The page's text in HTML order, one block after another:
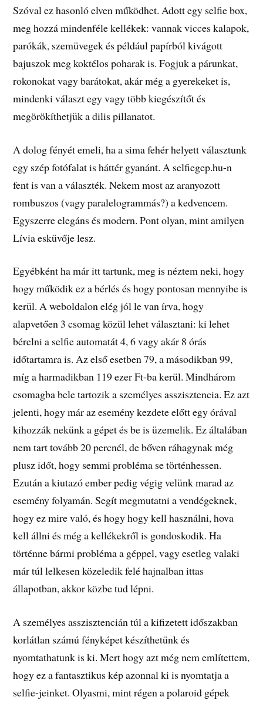
Szóval ez hasonló elven működhet. Adott egy selfie box,
meg hozzá mindenféle kellékek: vannak vicces kalapok,
parókák, szemüvegek és például papírból kivágott
bajuszok meg koktélos poharak is. Fogjuk a párunkat,
rokonokat vagy barátokat, akár még a gyerekeket is,
mindenki választ egy vagy több kiegészítőt és
megörökíthetjük a dilis pillanatot.
A dolog fényét emeli, ha a sima fehér helyett választunk
egy szép fotófalat is háttér gyanánt. A selfiegep.hu-n
fent is van a választék. Nekem most az aranyozott
rombuszos (vagy paralelogrammás?) a kedvencem.
Egyszerre elegáns és modern. Pont olyan, mint amilyen
Lívia esküvője lesz.
Egyébként ha már itt tartunk, meg is néztem neki, hogy
hogy működik ez a bérlés és hogy pontosan mennyibe is
kerül. A weboldalon elég jól le van írva, hogy
alapvetően 3 csomag közül lehet választani: ki lehet
bérelni a selfie automatát 4, 6 vagy akár 8 órás
időtartamra is. Az első esetben 79, a másodikban 99,
míg a harmadikban 119 ezer Ft-ba kerül. Mindhárom
csomagba bele tartozik a személyes asszisztencia. Ez azt
jelenti, hogy már az esemény kezdete előtt egy órával
kihozzák nekünk a gépet és be is üzemelik. Ez általában
nem tart tovább 20 percnél, de bőven ráhagynak még
plusz időt, hogy semmi probléma se történhessen.
Ezután a kiutazó ember pedig végig velünk marad az
esemény folyamán. Segít megmutatni a vendégeknek,
hogy ez mire való, és hogy hogy kell használni, hova
kell állni és még a kellékekről is gondoskodik. Ha
történne bármi probléma a géppel, vagy esetleg valaki
már túl lelkesen közeledik felé hajnalban ittas
állapotban, akkor közbe tud lépni.
A személyes asszisztencián túl a kifizetett időszakban
korlátlan számú fényképet készíthetünk és
nyomtathatunk is ki. Mert hogy azt még nem említettem,
hogy ez a fantasztikus kép azonnal ki is nyomtatja a
selfie-jeinket. Olyasmi, mint régen a polaroid gépek